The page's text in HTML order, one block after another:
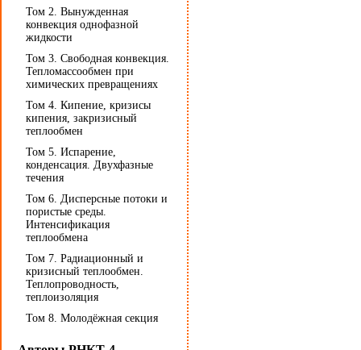
Том 2. Вынужденная
конвекция однофазной
жидкости
Том 3. Свободная конвекция.
Тепломассообмен при
химических превращениях
Том 4. Кипение, кризисы
кипения, закризисный
теплообмен
Том 5. Испарение,
конденсация. Двухфазные
течения
Том 6. Дисперсные потоки и
пористые среды.
Интенсификация
теплообмена
Том 7. Радиационный и
кризисный теплообмен.
Теплопроводность,
теплоизоляция
Том 8. Молодёжная секция